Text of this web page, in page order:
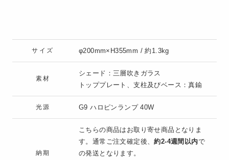
サイズ φ200mm×H355mm / 約1.3kg
素材
シェード：三層吹きガラス
トッププレート、支柱及びベース：真鍮
光源 G9 ハロピンランプ 40W
納期
こちらの商品はお取り寄せ商品となりま
す。通常ご注文確定後、約2-4週間以内で
の発送となります。